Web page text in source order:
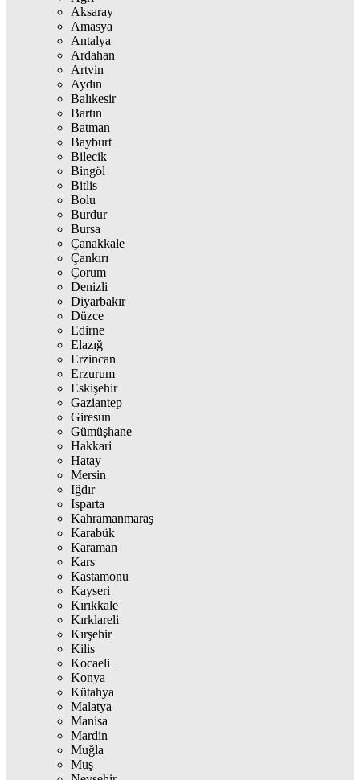
Aksaray
Amasya
Antalya
Ardahan
Artvin
Aydın
Balıkesir
Bartın
Batman
Bayburt
Bilecik
Bingöl
Bitlis
Bolu
Burdur
Bursa
Çanakkale
Çankırı
Çorum
Denizli
Diyarbakır
Düzce
Edirne
Elazığ
Erzincan
Erzurum
Eskişehir
Gaziantep
Giresun
Gümüşhane
Hakkari
Hatay
Mersin
Iğdır
Isparta
Kahramanmaraş
Karabük
Karaman
Kars
Kastamonu
Kayseri
Kırıkkale
Kırklareli
Kırşehir
Kilis
Kocaeli
Konya
Kütahya
Malatya
Manisa
Mardin
Muğla
Muş